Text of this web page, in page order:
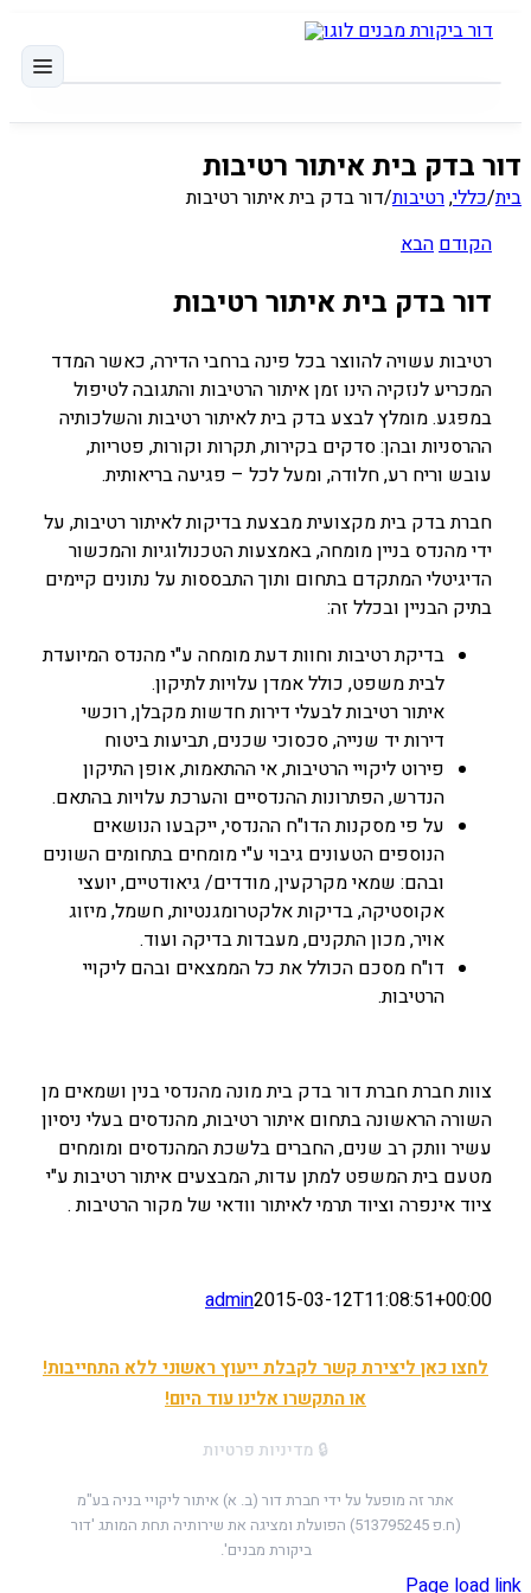
דור בדק בית איתור רטיבות
בית/כללי,רטיבות/דור בדק בית איתור רטיבות
הקודםהבא
דור בדק בית איתור רטיבות
רטיבות עשויה להווצר בכל פינה ברחבי הדירה, כאשר המדד
המכריע לנזקיה הינו זמן איתור הרטיבות והתגובה לטיפול
במפגע. מומלץ לבצע בדק בית לאיתור רטיבות והשלכותיה
ההרסניות ובהן: סדקים בקירות, תקרות וקורות, פטריות,
עובש וריח רע, חלודה, ומעל לכל – פגיעה בריאותית.
חברת בדק בית מקצועית מבצעת בדיקות לאיתור רטיבות, על
ידי מהנדס בניין מומחה, באמצעות הטכנולוגיות והמכשור
הדיגיטלי המתקדם בתחום ותוך התבססות על נתונים קיימים
בתיק הבניין ובכלל זה:
בדיקת רטיבות וחוות דעת מומחה ע"י מהנדס המיועדת
לבית משפט, כולל אמדן עלויות לתיקון.
איתור רטיבות לבעלי דירות חדשות מקבלן, רוכשי
דירות יד שנייה, סכסוכי שכנים, תביעות ביטוח
פירוט ליקויי הרטיבות, אי ההתאמות, אופן התיקון
הנדרש, הפתרונות ההנדסיים והערכת עלויות בהתאם.
על פי מסקנות הדו"ח ההנדסי, ייקבעו הנושאים
הנוספים הטעונים גיבוי ע"י מומחים בתחומים השונים
ובהם: שמאי מקרקעין, מודדים/ גיאודטיים, יועצי
אקוסטיקה, בדיקות אלקטרומגנטיות, חשמל, מיזוג
אויר, מכון התקנים, מעבדות בדיקה ועוד.
דו"ח מסכם הכולל את כל הממצאים ובהם ליקויי
הרטיבות.
צוות חברת חברת דור בדק בית מונה מהנדסי בנין ושמאים מן
השורה הראשונה בתחום איתור רטיבות, מהנדסים בעלי ניסיון
עשיר וותק רב שנים, החברים בלשכת המהנדסים ומומחים
מטעם בית המשפט למתן עדות, המבצעים איתור רטיבות ע"י
ציוד אינפרה וציוד תרמי לאיתור וודאי של מקור הרטיבות .
admin2015-03-12T11:08:51+00:00
לחצו כאן ליצירת קשר לקבלת ייעוץ ראשוני ללא התחייבות!
או התקשרו אלינו עוד היום!
🔒 מדיניות פרטיות
אתר זה מופעל על ידי חברת דור (ב. א) איתור ליקויי בניה בע"מ
(ח.פ 513795245)
הפועלת ומציגה את שירותיה תחת המותג 'דור
ביקורת מבנים'.
Page load link